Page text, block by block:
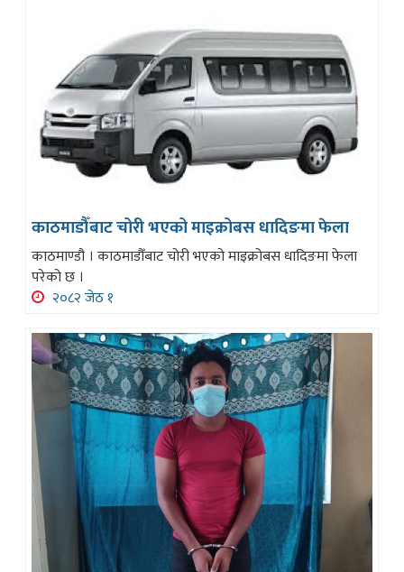
काठमाडौँबाट चोरी भएको माइक्रोबस धादिङमा फेला
काठमाण्डौ । काठमाडौँबाट चोरी भएको माइक्रोबस धादिङमा फेला
परेको छ ।
२०८२ जेठ १